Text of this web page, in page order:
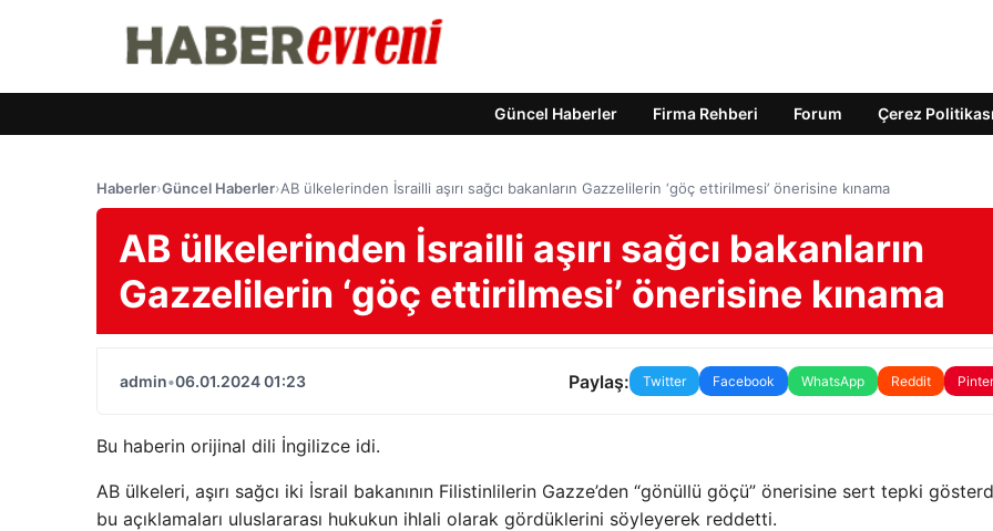
Güncel Haberler Firma Rehberi Forum Çerez Politikası
Haberler›Güncel Haberler›AB ülkelerinden İsrailli aşırı sağcı bakanların Gazzelilerin ‘göç ettirilmesi’ önerisine kınama
AB ülkelerinden İsrailli aşırı sağcı bakanların
Gazzelilerin ‘göç ettirilmesi’ önerisine kınama
admin•06.01.2024 01:23 Paylaş: Twitter Facebook WhatsApp Reddit
Bu haberin orijinal dili İngilizce idi.
AB ülkeleri, aşırı sağcı iki İsrail bakanının Filistinlilerin Gazze’den “gönüllü göçü” önerisine sert tepki
bu açıklamaları uluslararası hukukun ihlali olarak gördüklerini söyleyerek reddetti.